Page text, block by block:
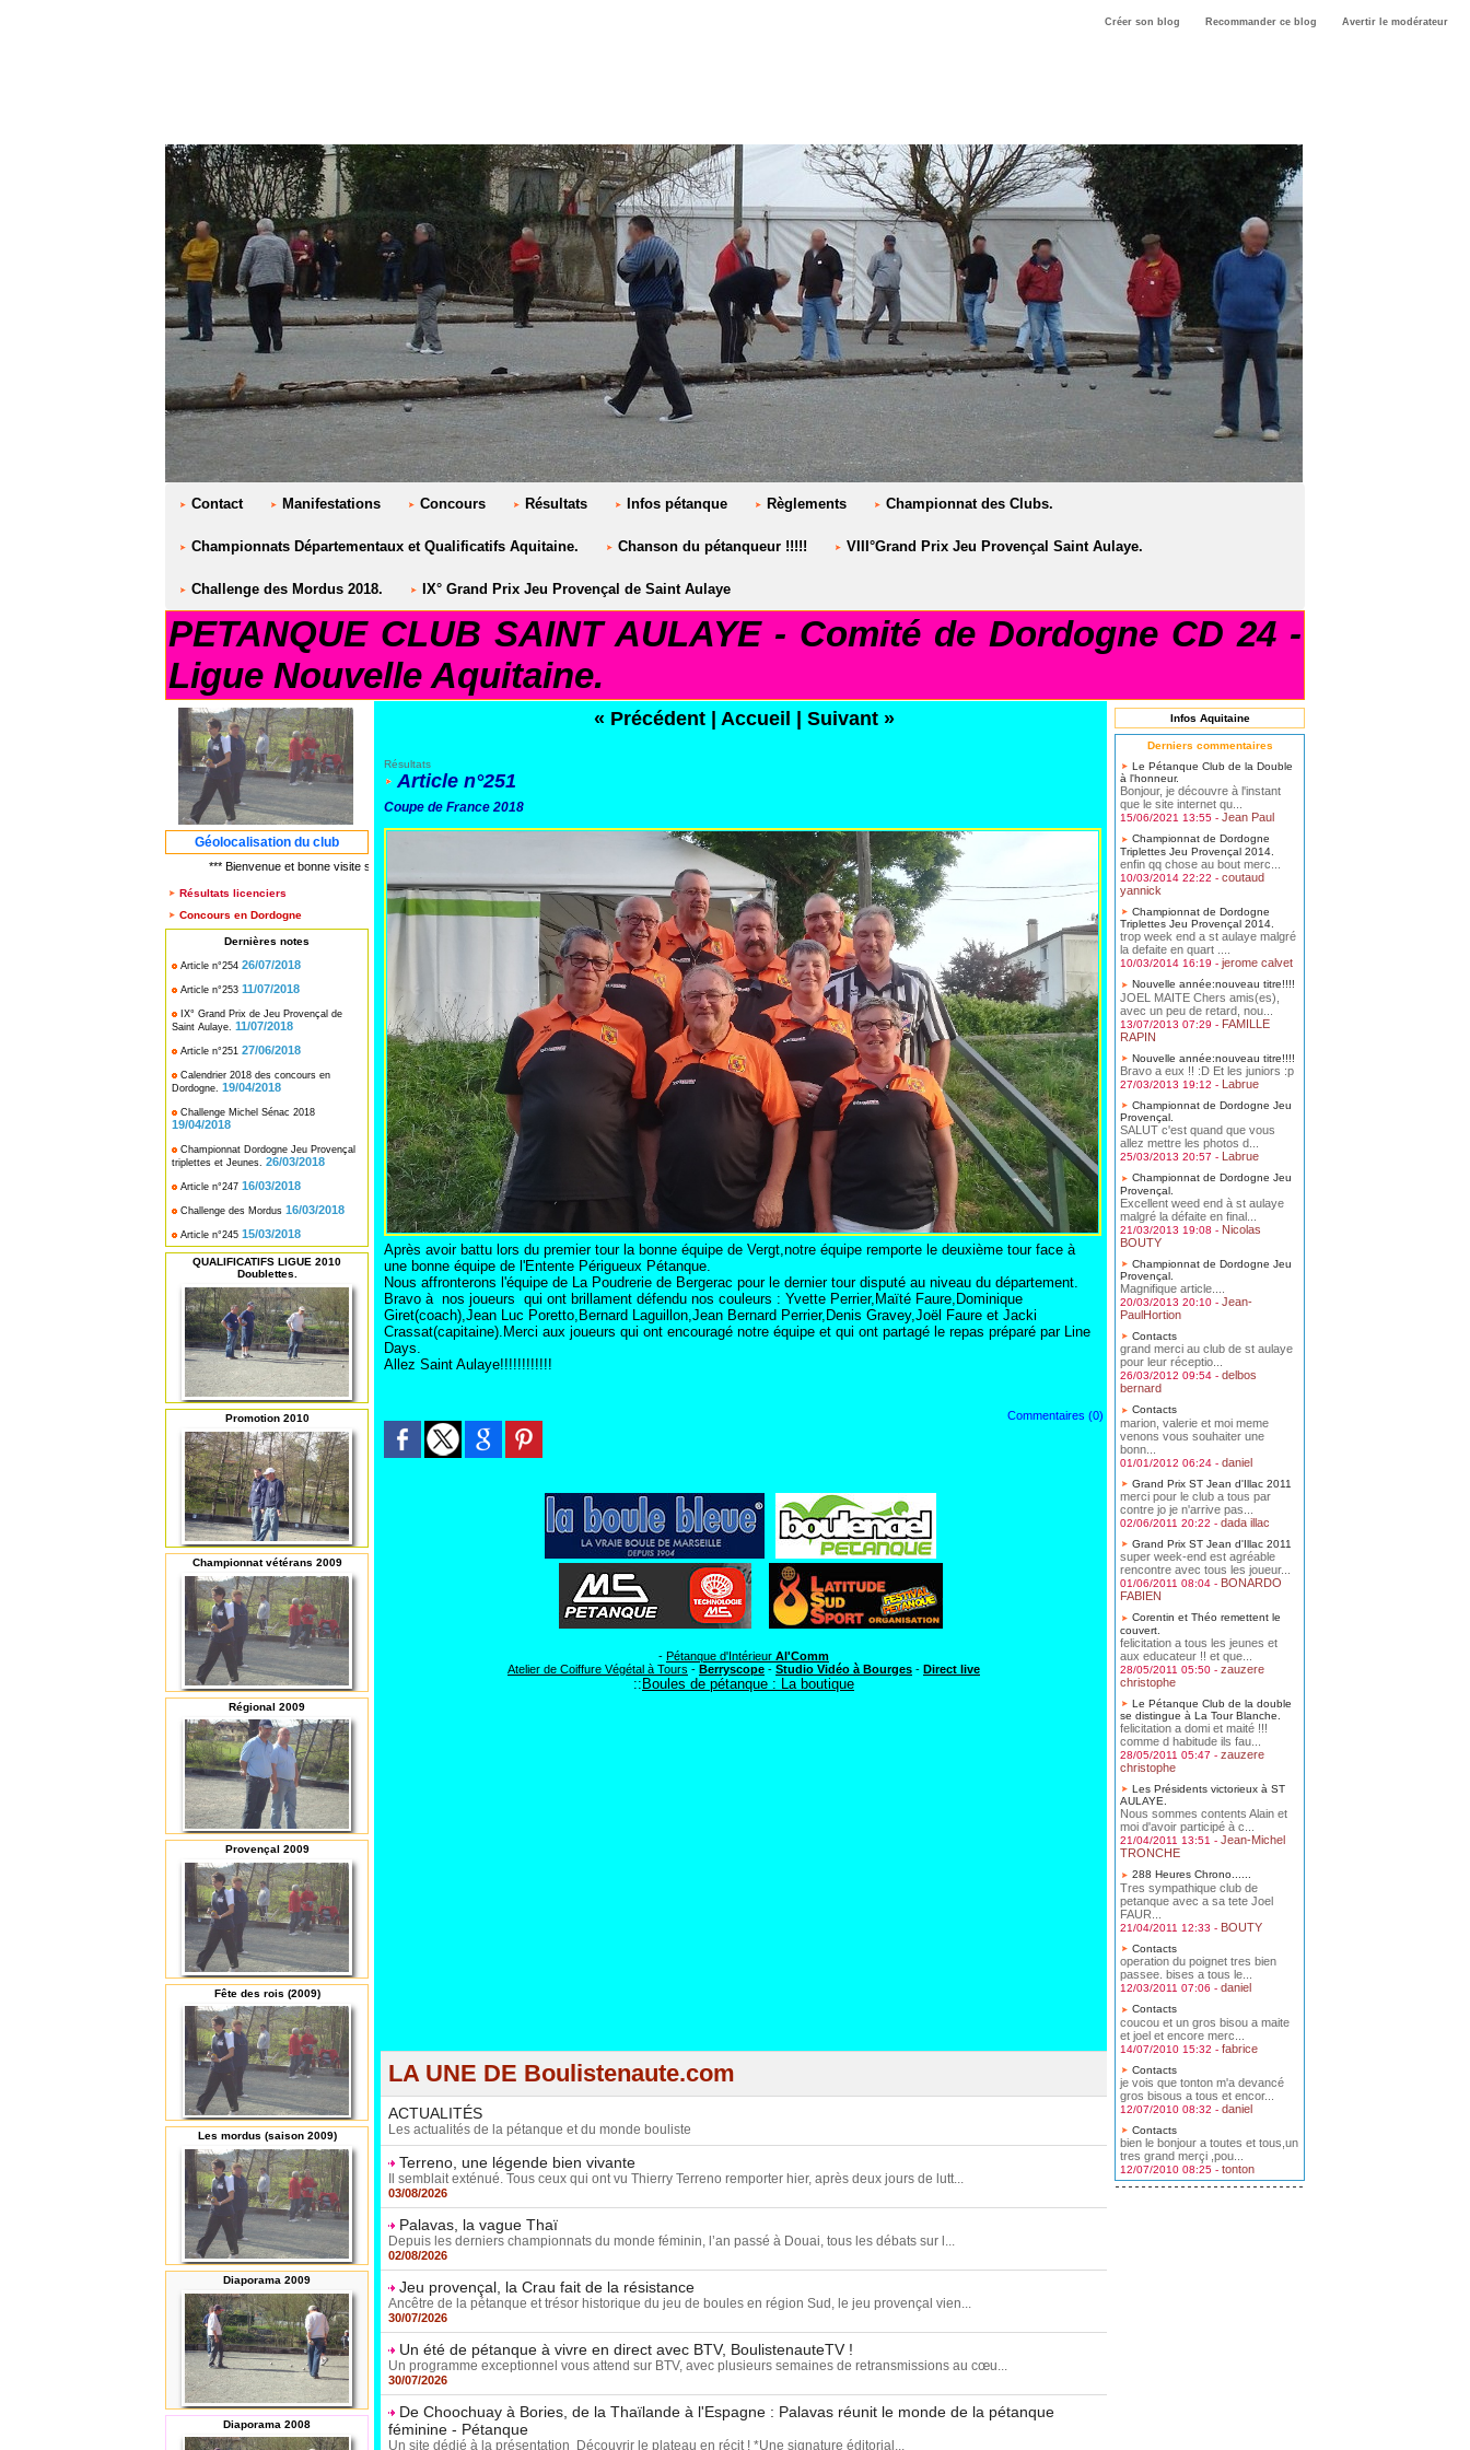
Créer son blog Recommander ce blog Avertir le modérateur
Contact Manifestations Concours Résultats Infos pétanque Règlements Championnat des Clubs.
Championnats Départementaux et Qualificatifs Aquitaine. Chanson du pétanqueur !!!!! VIII°Grand Prix Jeu Provençal Saint Aulaye.
Challenge des Mordus 2018. IX° Grand Prix Jeu Provençal de Saint Aulaye
PETANQUE CLUB SAINT AULAYE - Comité de Dordogne CD 24 -
Ligue Nouvelle Aquitaine.
Géolocalisation du club
*** Bienvenue et bonne visite sur le site PETANQUE CLUB SAINT AULAYE***
Résultats licenciers
Concours en Dordogne
Dernières notes
Article n°254 26/07/2018
Article n°253 11/07/2018
IX° Grand Prix de Jeu Provençal de
Saint Aulaye. 11/07/2018
Article n°251 27/06/2018
Calendrier 2018 des concours en
Dordogne. 19/04/2018
Challenge Michel Sénac 2018
19/04/2018
Championnat Dordogne Jeu Provençal
triplettes et Jeunes. 26/03/2018
Article n°247 16/03/2018
Challenge des Mordus 16/03/2018
Article n°245 15/03/2018
QUALIFICATIFS LIGUE 2010
Doublettes.
Promotion 2010
Championnat vétérans 2009
Régional 2009
Provençal 2009
Fête des rois (2009)
Les mordus (saison 2009)
Diaporama 2009
Diaporama 2008
« Précédent Accueil Suivant »
Résultats
Article n°251
Coupe de France 2018
Après avoir battu lors du premier tour la bonne équipe de Vergt,notre équipe remporte le deuxième tour face à
une bonne équipe de l'Entente Périgueux Pétanque.
Nous affronterons l'équipe de La Poudrerie de Bergerac pour le dernier tour disputé au niveau du département.
Bravo à nos joueurs qui ont brillament défendu nos couleurs : Yvette Perrier,Maïté Faure,Dominique
Giret(coach),Jean Luc Poretto,Bernard Laguillon,Jean Bernard Perrier,Denis Gravey,Joël Faure et Jacki
Crassat(capitaine).Merci aux joueurs qui ont encouragé notre équipe et qui ont partagé le repas préparé par Line
Days.
Allez Saint Aulaye!!!!!!!!!!!!
Commentaires (0)
- Pétanque d'Intérieur Al'Comm
Atelier de Coiffure Végétal à Tours - Berryscope - Studio Vidéo à Bourges - Direct live
:: Boules de pétanque : La boutique
LA UNE DE Boulistenaute.com
ACTUALITÉS
Les actualités de la pétanque et du monde bouliste
Terreno, une légende bien vivante
Il semblait exténué. Tous ceux qui ont vu Thierry Terreno remporter hier, après deux jours de lutt...
03/08/2026
Palavas, la vague Thaï
Depuis les derniers championnats du monde féminin, l’an passé à Douai, tous les débats sur l...
02/08/2026
Jeu provençal, la Crau fait de la résistance
Ancêtre de la pétanque et trésor historique du jeu de boules en région Sud, le jeu provençal vien...
30/07/2026
Un été de pétanque à vivre en direct avec BTV, BoulistenauteTV !
Un programme exceptionnel vous attend sur BTV, avec plusieurs semaines de retransmissions au cœu...
30/07/2026
De Choochuay à Bories, de la Thaïlande à l'Espagne : Palavas réunit le monde de la pétanque
féminine - Pétanque
Un site dédié à la présentation Découvrir le plateau en récit ! *Une signature éditorial...
Infos Aquitaine
Derniers commentaires
Le Pétanque Club de la Double
à l'honneur.
Bonjour, je découvre à l'instant
que le site internet qu...
15/06/2021 13:55 - Jean Paul
Championnat de Dordogne
Triplettes Jeu Provençal 2014.
enfin qq chose au bout merc...
10/03/2014 22:22 - coutaud
yannick
Championnat de Dordogne
Triplettes Jeu Provençal 2014.
trop week end a st aulaye malgré
la defaite en quart ....
10/03/2014 16:19 - jerome calvet
Nouvelle année:nouveau titre!!!!
JOEL MAITE Chers amis(es),
avec un peu de retard, nou...
13/07/2013 07:29 - FAMILLE
RAPIN
Nouvelle année:nouveau titre!!!!
Bravo a eux !! :D Et les juniors :p
27/03/2013 19:12 - Labrue
Championnat de Dordogne Jeu
Provençal.
SALUT c'est quand que vous
allez mettre les photos d...
25/03/2013 20:57 - Labrue
Championnat de Dordogne Jeu
Provençal.
Excellent weed end à st aulaye
malgré la défaite en final...
21/03/2013 19:08 - Nicolas
BOUTY
Championnat de Dordogne Jeu
Provençal.
Magnifique article....
20/03/2013 20:10 - Jean-
PaulHortion
Contacts
grand merci au club de st aulaye
pour leur réceptio...
26/03/2012 09:54 - delbos
bernard
Contacts
marion, valerie et moi meme
venons vous souhaiter une
bonn...
01/01/2012 06:24 - daniel
Grand Prix ST Jean d'Illac 2011
merci pour le club a tous par
contre jo je n'arrive pas...
02/06/2011 20:22 - dada illac
Grand Prix ST Jean d'Illac 2011
super week-end est agréable
rencontre avec tous les joueur...
01/06/2011 08:04 - BONARDO
FABIEN
Corentin et Théo remettent le
couvert.
felicitation a tous les jeunes et
aux educateur !! et que...
28/05/2011 05:50 - zauzere
christophe
Le Pétanque Club de la double
se distingue à La Tour Blanche.
felicitation a domi et maité !!!
comme d habitude ils fau...
28/05/2011 05:47 - zauzere
christophe
Les Présidents victorieux à ST
AULAYE.
Nous sommes contents Alain et
moi d'avoir participé à c...
21/04/2011 13:51 - Jean-Michel
TRONCHE
288 Heures Chrono......
Tres sympathique club de
petanque avec a sa tete Joel
FAUR...
21/04/2011 12:33 - BOUTY
Contacts
operation du poignet tres bien
passee. bises a tous le...
12/03/2011 07:06 - daniel
Contacts
coucou et un gros bisou a maite
et joel et encore merc...
14/07/2010 15:32 - fabrice
Contacts
je vois que tonton m'a devancé
gros bisous a tous et encor...
12/07/2010 08:32 - daniel
Contacts
bien le bonjour a toutes et tous,un
tres grand merçi ,pou...
12/07/2010 08:25 - tonton